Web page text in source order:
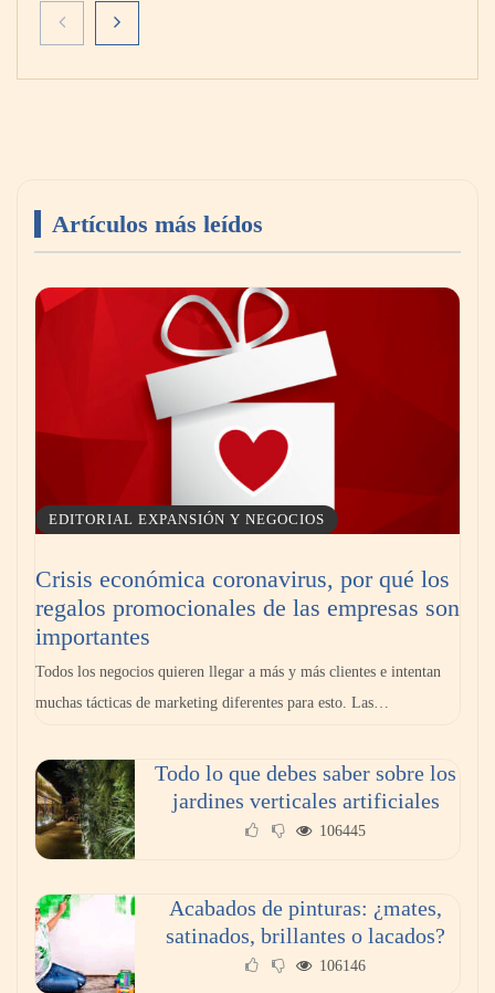
visualmente cualquier habitación con pintura
Los 10 mejores expertos en reparación de
persianas en Madrid
Reformas integrales: 10 ideas para diseñar
Artículos más leídos
EDITORIAL EXPANSIÓN Y NEGOCIOS
Crisis económica coronavirus, por qué los
regalos promocionales de las empresas son
importantes
Todos los negocios quieren llegar a más y más clientes e intentan
muchas tácticas de marketing diferentes para esto. Las…
Todo lo que debes saber sobre los
jardines verticales artificiales
106445
Acabados de pinturas: ¿mates,
satinados, brillantes o lacados?
106146